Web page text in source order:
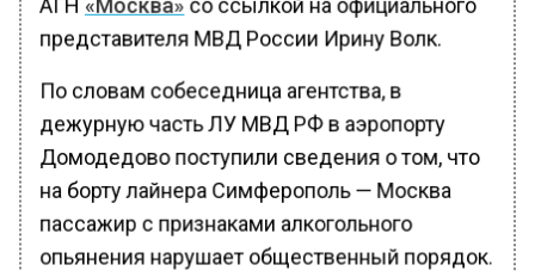
представителя МВД России Ирину Волк.
По словам собеседница агентства, в
дежурную часть ЛУ МВД РФ в аэропорту
Домодедово поступили сведения о том, что
на борту лайнера Симферополь — Москва
пассажир с признаками алкогольного
опьянения нарушает общественный порядок.